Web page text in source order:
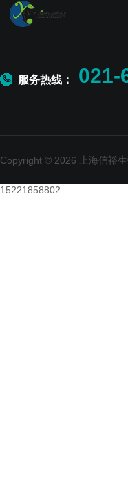
服务热线： 021-
Copyright © 2026 上海信裕
15221858802